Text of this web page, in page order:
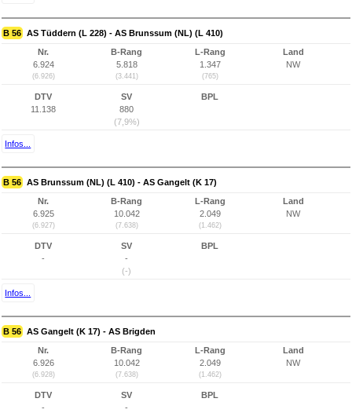
B 56 AS Tüddern (L 228) - AS Brunssum (NL) (L 410)
Nr.
6.924
(6.926)
B-Rang
5.818
(3.441)
L-Rang
1.347
(765)
Land
NW
DTV
11.138
SV
880
(7,9%)
BPL
Infos...
B 56 AS Brunssum (NL) (L 410) - AS Gangelt (K 17)
Nr.
6.925
(6.927)
B-Rang
10.042
(7.638)
L-Rang
2.049
(1.462)
Land
NW
DTV
-
SV
-
(-)
BPL
Infos...
B 56 AS Gangelt (K 17) - AS Brigden
Nr.
6.926
(6.928)
B-Rang
10.042
(7.638)
L-Rang
2.049
(1.462)
Land
NW
DTV
-
SV
-
BPL